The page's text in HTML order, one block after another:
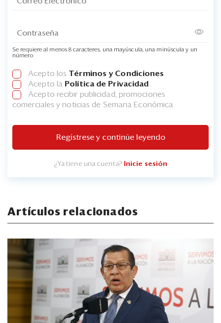
Se requiere al menos 8 caracteres, una mayúscula, una minúscula y un
número
Acepto los Términos y Condiciones
Acepto la Política de Privacidad
Acepto recibir publicidad, promociones
comerciales y noticias de Semana Económica
Regístrese y continúe leyendo
¿Ya tiene una cuenta? Inicie sesión
Artículos relacionados